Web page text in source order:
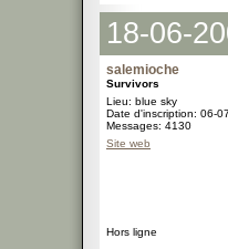
18-06-
salemioche
Survivors
Lieu: blue sky
Date d'inscription: 06-
Messages: 4130
Site web
Hors ligne